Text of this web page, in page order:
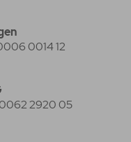
0014 12
2920 05